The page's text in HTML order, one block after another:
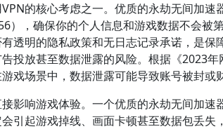
的核心考虑之一。优质的永劫无间加
），确保你的个人信息和游戏数据不会被
透明的隐私政策和无日志记录承诺，是
投放甚至数据泄露的风险。根据《2023
戏场景中，数据泄露可能导致账号被封或
影响游戏体验。一个优质的永劫无间加
引起游戏掉线、画面卡顿甚至数据包丢